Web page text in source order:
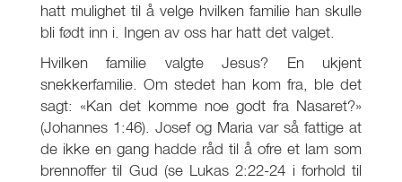
hatt mulighet til å velge hvilken familie han skulle
bli født inn i. Ingen av oss har hatt det valget.
Hvilken familie valgte Jesus? En ukjent
snekkerfamilie. Om stedet han kom fra, ble det
sagt: «Kan det komme noe godt fra Nasaret?»
(Johannes 1:46). Josef og Maria var så fattige at
de ikke en gang hadde råd til å ofre et lam som
brennoffer til Gud (se Lukas 2:22-24 i forhold til